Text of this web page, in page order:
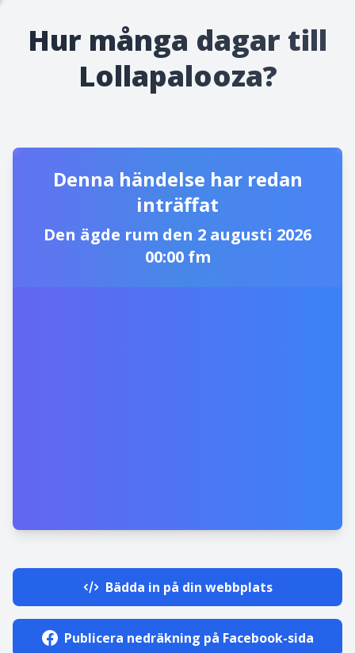
Hur många dagar till
Lollapalooza?
Denna händelse har redan
inträffat
Den ägde rum den 2 augusti 2026
00:00 fm
Bädda in på din webbplats
Publicera nedräkning på Facebook-sida